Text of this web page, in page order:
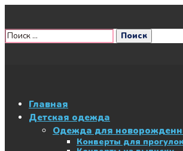
Главная
Детская одежда
Одежда для
Конверты для прогулок